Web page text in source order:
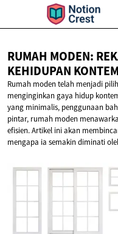
RUMAH MODEN:
KEHIDUPAN
Rumah moden telah menjadi
menginginkan gaya hidup
yang minimalis, penggunaan
pintar, rumah moden
efisien. Artikel ini akan
mengapa ia semakin diminati